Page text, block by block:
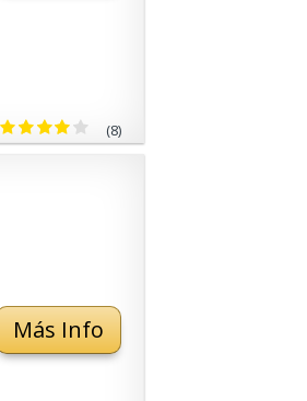
(8)
Más Info